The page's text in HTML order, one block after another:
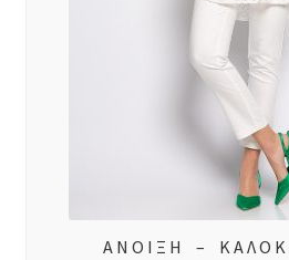
ΑΝΟΙΞΗ –